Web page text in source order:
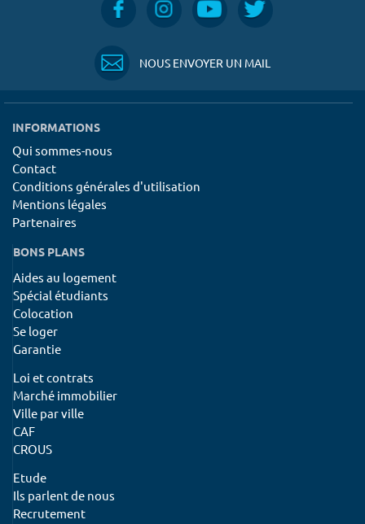
NOUS ENVOYER UN MAIL
INFORMATIONS
Qui sommes-nous
Contact
Conditions générales d'utilisation
Mentions légales
Partenaires
BONS PLANS
Aides au logement
Spécial étudiants
Colocation
Se loger
Garantie
Loi et contrats
Marché immobilier
Ville par ville
CAF
CROUS
Etude
Ils parlent de nous
Recrutement